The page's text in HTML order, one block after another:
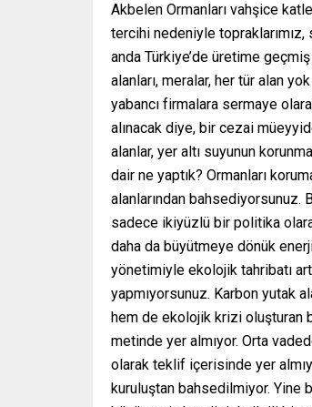
Akbelen Ormanları vahşice
tercihi nedeniyle topraklarımız,
anda Türkiye’de üretime
alanları, meralar, her tür alan
yabancı firmalara sermaye
alınacak diye, bir cezai
alanlar, yer altı suyunun
dair ne yaptık? Ormanları
alanlarından bahsediyorsunuz.
sadece ikiyüzlü bir politika
daha da büyütmeye dönük
yönetimiyle ekolojik tahribatı
yapmıyorsunuz. Karbon yutak
hem de ekolojik krizi oluşturan
metinde yer almıyor. Orta
olarak teklif içerisinde yer
kuruluştan bahsedilmiyor. Yine